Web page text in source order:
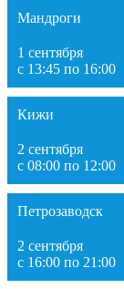
Мандроги
1 сентября
с 13:45 по 16:00
Кижи
2 сентября
с 08:00 по 12:00
Петрозаводск
2 сентября
с 16:00 по 21:00